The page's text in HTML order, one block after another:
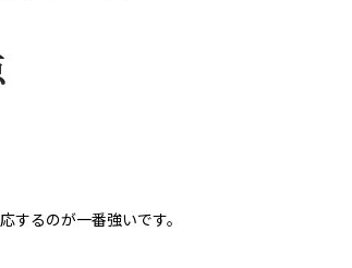
するのが一番強いです。